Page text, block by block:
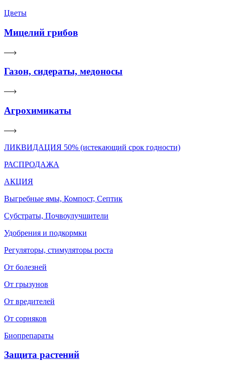
Цветы
Мицелий грибов
Газон, сидераты, медоносы
Агрохимикаты
ЛИКВИДАЦИЯ 50% (истекающий срок годности)
РАСПРОДАЖА
АКЦИЯ
Выгребные ямы, Компост, Септик
Субстраты, Почвоулучшители
Удобрения и подкормки
Регуляторы, стимуляторы роста
От болезней
От грызунов
От вредителей
От сорняков
Биопрепараты
Защита растений